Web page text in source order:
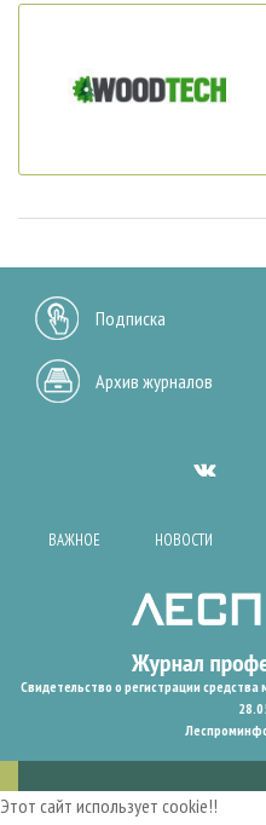
Подписка
Архив журналов
ВАЖНОЕ НОВОСТИ
Свидетельство о регистрации
Этот сайт использует cookie!!